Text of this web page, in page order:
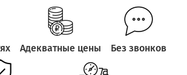
Адекватные цены Без звонков